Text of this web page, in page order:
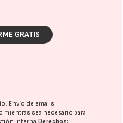
GRATIS
Envío de emails
mientras sea necesario para